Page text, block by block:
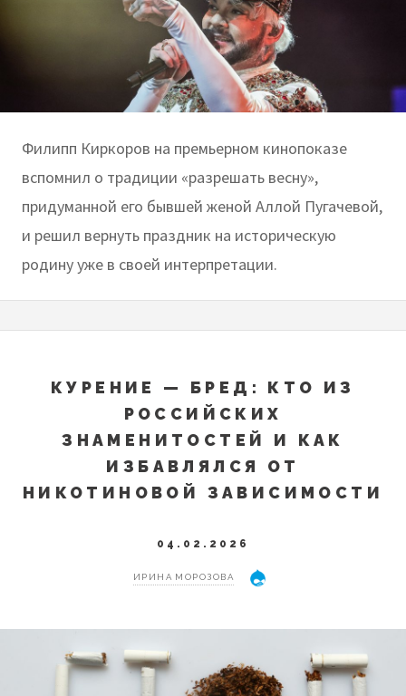
Филипп Киркоров на премьерном кинопоказе
вспомнил о традиции «разрешать весну»,
придуманной его бывшей женой Аллой Пугачевой,
и решил вернуть праздник на историческую
родину уже в своей интерпретации.
КУРЕНИЕ — БРЕД: КТО ИЗ
РОССИЙСКИХ
ЗНАМЕНИТОСТЕЙ И КАК
ИЗБАВЛЯЛСЯ ОТ
НИКОТИНОВОЙ ЗАВИСИМОСТИ
04.02.2026
ИРИНА МОРОЗОВА